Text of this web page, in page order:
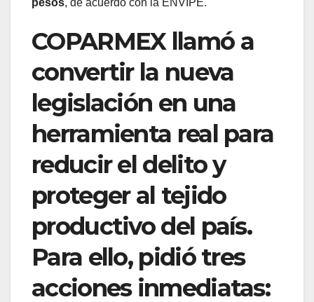
pesos, de acuerdo con la ENVIPE.
COPARMEX llamó a
convertir la nueva
legislación en una
herramienta real para
reducir el delito y
proteger al tejido
productivo del país.
Para ello, pidió tres
acciones inmediatas: